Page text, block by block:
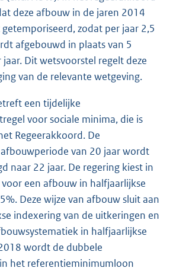
deze afbouw in de jaren 2014
zodat per jaar 2,5
afgebouwd in plaats van 5
Dit wetsvoorstel regelt deze
van de relevante wetgeving.
een tijdelijke
voor sociale minima, die is
Regeerakkoord. De
van 20 jaar wordt
naar 22 jaar. De regering kiest in
een afbouw in halfjaarlijkse
Deze wijze van afbouw sluit aan
indexering van de uitkeringen en
in halfjaarlijkse
wordt de dubbele
het referentieminimumloon